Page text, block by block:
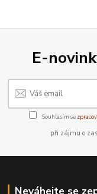
E-
Souhlasím se
při zájmu o
Neváhejte se